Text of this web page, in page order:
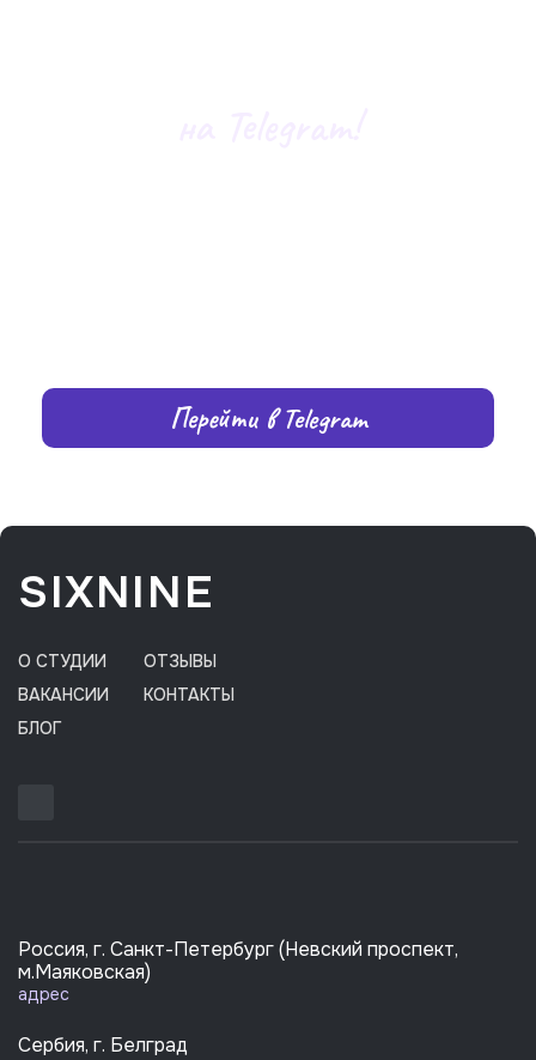
Перейти в Telegram
SIXNINE
О СТУДИИ
ОТЗЫВЫ
ВАКАНСИИ
КОНТАКТЫ
БЛОГ
Россия, г. Санкт-Петербург (Невский проспект,
м.Маяковская)
адрес
Сербия, г. Белград